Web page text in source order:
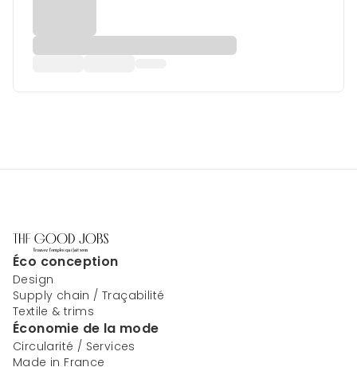
Éco conception
Design
Supply chain / Traçabilité
Textile & trims
Économie de la mode
Circularité / Services
Made in France